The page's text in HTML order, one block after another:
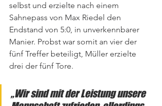
selbst und erzielte nach einem
Sahnepass von Max Riedel den
Endstand von 5:0, in unverkennbarer
Manier. Probst war somit an vier der
fünf Treffer beteiligt, Müller erzielte
drei der fünf Tore.
„Wir sind mit der Leistung unsere